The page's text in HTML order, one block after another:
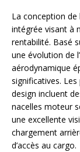
La conception de
intégrée visant à
rentabilité. Basé
une évolution de
aérodynamique
significatives.
design incluent
nacelles moteur
une excellente
chargement
d’accès au cargo.